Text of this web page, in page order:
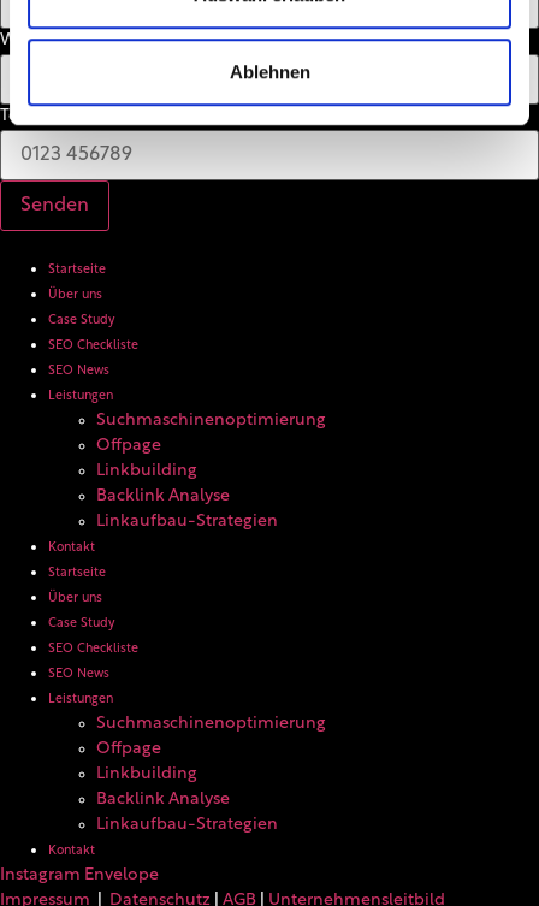
Ablehnen
Website
Telefonnummer
Senden
Startseite
Über uns
Case Study
SEO Checkliste
SEO News
Leistungen
Suchmaschinenoptimierung
Offpage
Linkbuilding
Backlink Analyse
Linkaufbau-Strategien
Kontakt
Startseite
Über uns
Case Study
SEO Checkliste
SEO News
Leistungen
Suchmaschinenoptimierung
Offpage
Linkbuilding
Backlink Analyse
Linkaufbau-Strategien
Kontakt
Instagram Envelope
Impressum
Datenschutz AGB Unternehmensleitbild